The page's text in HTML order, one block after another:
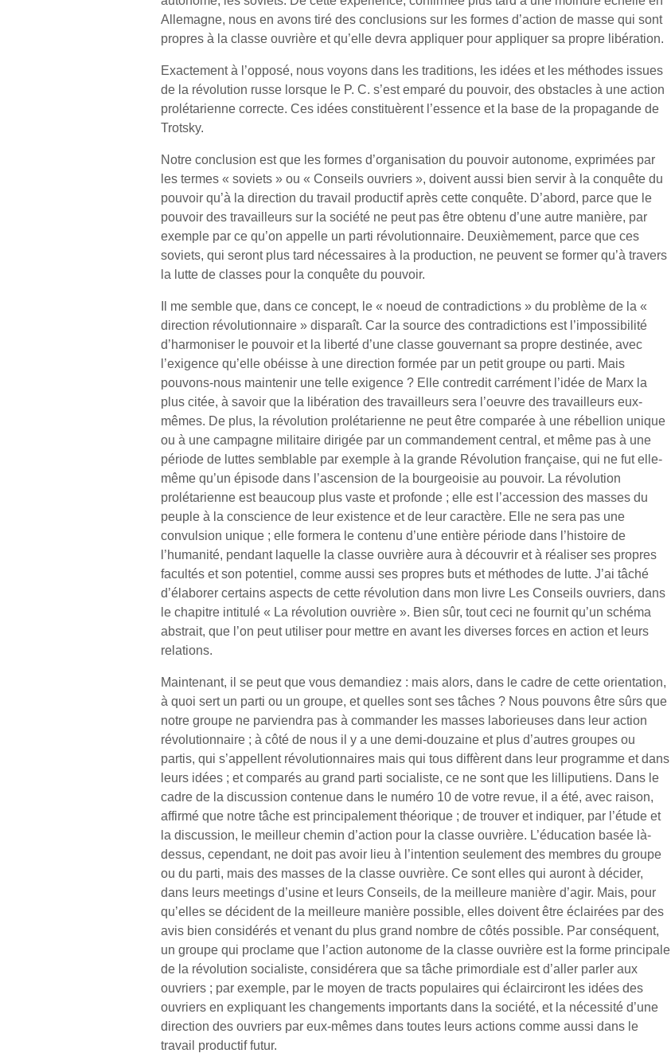
Allemagne, nous en avons tiré des conclusions sur les formes d’action de masse qui sont
propres à la classe ouvrière et qu’elle devra appliquer pour appliquer sa propre libération.
Exactement à l’opposé, nous voyons dans les traditions, les idées et les méthodes issues
de la révolution russe lorsque le P. C. s’est emparé du pouvoir, des obstacles à une action
prolétarienne correcte. Ces idées constituèrent l’essence et la base de la propagande de
Trotsky.
Notre conclusion est que les formes d’organisation du pouvoir autonome, exprimées par
les termes « soviets » ou « Conseils ouvriers », doivent aussi bien servir à la conquête du
pouvoir qu’à la direction du travail productif après cette conquête. D’abord, parce que le
pouvoir des travailleurs sur la société ne peut pas être obtenu d’une autre manière, par
exemple par ce qu’on appelle un parti révolutionnaire. Deuxièmement, parce que ces
soviets, qui seront plus tard nécessaires à la production, ne peuvent se former qu’à travers
la lutte de classes pour la conquête du pouvoir.
Il me semble que, dans ce concept, le « noeud de contradictions » du problème de la «
direction révolutionnaire » disparaît. Car la source des contradictions est l’impossibilité
d’harmoniser le pouvoir et la liberté d’une classe gouvernant sa propre destinée, avec
l’exigence qu’elle obéisse à une direction formée par un petit groupe ou parti. Mais
pouvons-nous maintenir une telle exigence ? Elle contredit carrément l’idée de Marx la
plus citée, à savoir que la libération des travailleurs sera l’oeuvre des travailleurs eux-
mêmes. De plus, la révolution prolétarienne ne peut être comparée à une rébellion unique
ou à une campagne militaire dirigée par un commandement central, et même pas à une
période de luttes semblable par exemple à la grande Révolution française, qui ne fut elle-
même qu’un épisode dans l’ascension de la bourgeoisie au pouvoir. La révolution
prolétarienne est beaucoup plus vaste et profonde ; elle est l’accession des masses du
peuple à la conscience de leur existence et de leur caractère. Elle ne sera pas une
convulsion unique ; elle formera le contenu d’une entière période dans l’histoire de
l’humanité, pendant laquelle la classe ouvrière aura à découvrir et à réaliser ses propres
facultés et son potentiel, comme aussi ses propres buts et méthodes de lutte. J’ai tâché
d’élaborer certains aspects de cette révolution dans mon livre Les Conseils ouvriers, dans
le chapitre intitulé « La révolution ouvrière ». Bien sûr, tout ceci ne fournit qu’un schéma
abstrait, que l’on peut utiliser pour mettre en avant les diverses forces en action et leurs
relations.
Maintenant, il se peut que vous demandiez : mais alors, dans le cadre de cette orientation,
à quoi sert un parti ou un groupe, et quelles sont ses tâches ? Nous pouvons être sûrs que
notre groupe ne parviendra pas à commander les masses laborieuses dans leur action
révolutionnaire ; à côté de nous il y a une demi-douzaine et plus d’autres groupes ou
partis, qui s’appellent révolutionnaires mais qui tous diffèrent dans leur programme et dans
leurs idées ; et comparés au grand parti socialiste, ce ne sont que les lilliputiens. Dans le
cadre de la discussion contenue dans le numéro 10 de votre revue, il a été, avec raison,
affirmé que notre tâche est principalement théorique ; de trouver et indiquer, par l’étude et
la discussion, le meilleur chemin d’action pour la classe ouvrière. L’éducation basée là-
dessus, cependant, ne doit pas avoir lieu à l’intention seulement des membres du groupe
ou du parti, mais des masses de la classe ouvrière. Ce sont elles qui auront à décider,
dans leurs meetings d’usine et leurs Conseils, de la meilleure manière d’agir. Mais, pour
qu’elles se décident de la meilleure manière possible, elles doivent être éclairées par des
avis bien considérés et venant du plus grand nombre de côtés possible. Par conséquent,
un groupe qui proclame que l’action autonome de la classe ouvrière est la forme principale
de la révolution socialiste, considérera que sa tâche primordiale est d’aller parler aux
ouvriers ; par exemple, par le moyen de tracts populaires qui éclairciront les idées des
ouvriers en expliquant les changements importants dans la société, et la nécessité d’une
direction des ouvriers par eux-mêmes dans toutes leurs actions comme aussi dans le
travail productif futur.